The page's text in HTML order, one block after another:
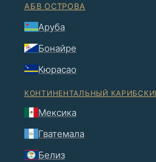
АБВ ОСТРОВА
Аруба
Бонайре
Кюрасао
КОНТИНЕНТАЛЬНЫЙ
Мексика
Гватемала
Белиз